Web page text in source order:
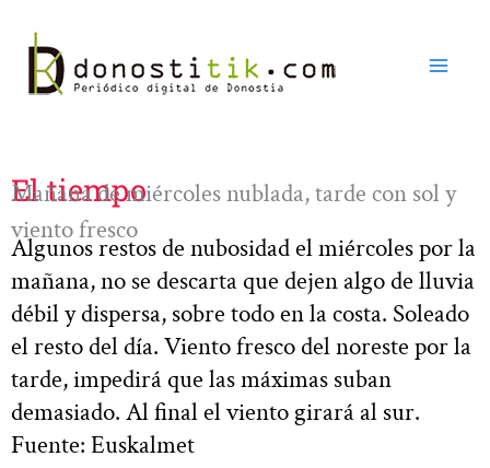
contenido
El tiempo
Mañana de miércoles nublada, tarde con sol y
viento fresco
Algunos restos de nubosidad el miércoles por la
mañana, no se descarta que dejen algo de lluvia
débil y dispersa, sobre todo en la costa. Soleado
el resto del día. Viento fresco del noreste por la
tarde, impedirá que las máximas suban
demasiado. Al final el viento girará al sur.
Fuente: Euskalmet